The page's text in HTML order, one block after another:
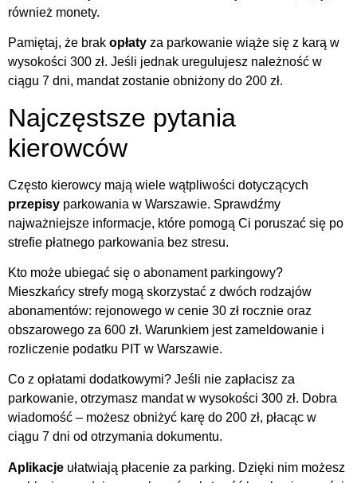
również monety.
Pamiętaj, że brak opłaty za parkowanie wiąże się z karą w
wysokości 300 zł. Jeśli jednak uregulujesz należność w
ciągu 7 dni, mandat zostanie obniżony do 200 zł.
Najczęstsze pytania
kierowców
Często kierowcy mają wiele wątpliwości dotyczących
przepisy parkowania w Warszawie. Sprawdźmy
najważniejsze informacje, które pomogą Ci poruszać się po
strefie płatnego parkowania bez stresu.
Kto może ubiegać się o abonament parkingowy?
Mieszkańcy strefy mogą skorzystać z dwóch rodzajów
abonamentów: rejonowego w cenie 30 zł rocznie oraz
obszarowego za 600 zł. Warunkiem jest zameldowanie i
rozliczenie podatku PIT w Warszawie.
Co z opłatami dodatkowymi? Jeśli nie zapłacisz za
parkowanie, otrzymasz mandat w wysokości 300 zł. Dobra
wiadomość – możesz obniżyć karę do 200 zł, płacąc w
ciągu 7 dni od otrzymania dokumentu.
Aplikacje ułatwiają płacenie za parking. Dzięki nim możesz